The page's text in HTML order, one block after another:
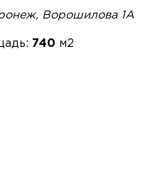
Ворошилова 1А
740 м2